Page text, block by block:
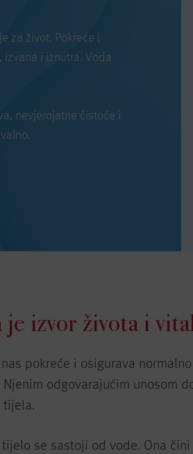
za život. Pokreće i
i iznutra. Voda
nevjerojatne čistoće i
je izvor života i
pokreće i osigurava
odgovarajućim unosom
tijela.
tijelo se sastoji od vode. Ona